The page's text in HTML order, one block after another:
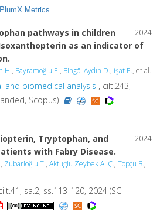
PlumX Metrics
2024
pathways in children
as an indicator of
H., Bayramoğlu E., Bingöl Aydın D., İşat E., et al.
and biomedical analysis , cilt.243,
Scopus)
2024
Tryptophan, and
with Fabry Disease.
, Zubarioğlu T., Aktuğlu Zeybek A. Ç., Topçu B.,
sa.2, ss.113-120, 2024 (SCI-